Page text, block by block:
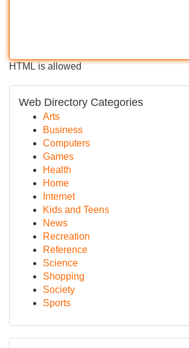
HTML is allowed
Web Directory Categories
Arts
Business
Computers
Games
Health
Home
Internet
Kids and Teens
News
Recreation
Reference
Science
Shopping
Society
Sports